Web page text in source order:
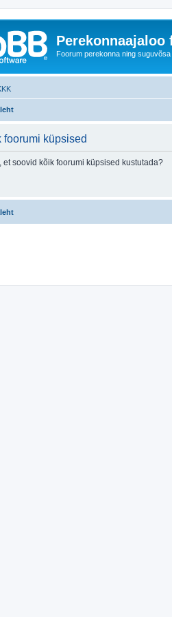
Perekonnaajaloo
Foorum perekonna ning
foorumi küpsised
et soovid kõik foorumi küpsised kustutada?